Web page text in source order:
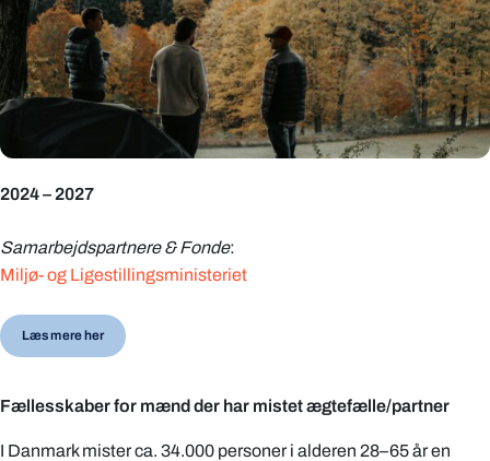
2024 – 2027
Samarbejdspartnere & Fonde:
Miljø- og Ligestillingsministeriet
Læs mere her
Fællesskaber for mænd der har mistet ægtefælle/partner
I Danmark mister ca. 34.000 personer i alderen 28–65 år en